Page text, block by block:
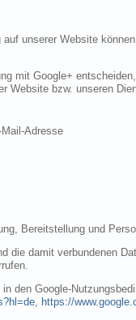
unserer Website
mit Google+
Website bzw. unseren
Adresse
Bereitstellung und
die damit verbundenen
den Google-
, https://